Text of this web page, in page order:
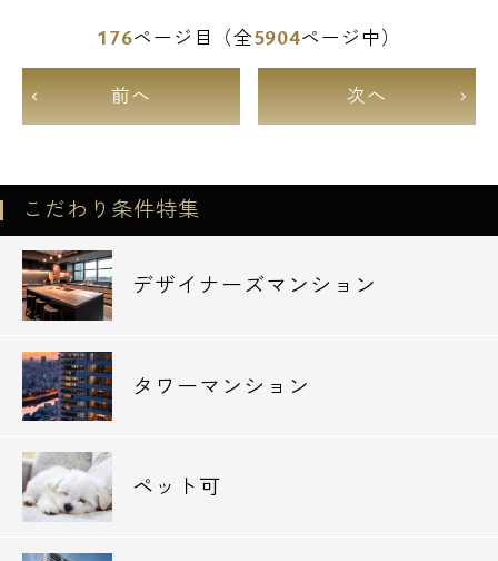
176ページ目（全5904ページ中）
前へ 次へ
こだわり条件特集
デザイナーズマンション
タワーマンション
ペット可